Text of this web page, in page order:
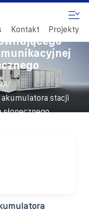
Kontakt Projekty
/
akumulatora stacji